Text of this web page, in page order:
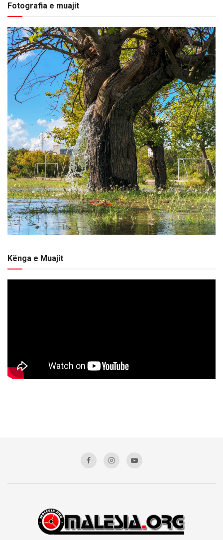
Fotografia e muajit
Kënga e Muajit